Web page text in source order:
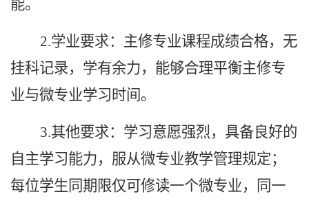
能。
2.学业要求：主修专业课程成绩合格，无
挂科记录，学有余力，能够合理平衡主修专
业与微专业学习时间。
3.其他要求：学习意愿强烈，具备良好的
自主学习能力，服从微专业教学管理规定；
每位学生同期限仅可修读一个微专业，同一